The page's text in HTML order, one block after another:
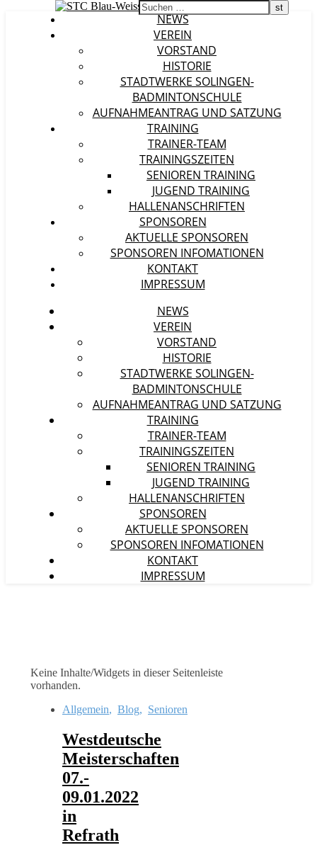
NEWS
VEREIN
VORSTAND
HISTORIE
STADTWERKE SOLINGEN-
BADMINTONSCHULE
AUFNAHMEANTRAG UND SATZUNG
TRAINING
TRAINER-TEAM
TRAININGSZEITEN
SENIOREN TRAINING
JUGEND TRAINING
HALLENANSCHRIFTEN
SPONSOREN
AKTUELLE SPONSOREN
SPONSOREN INFOMATIONEN
KONTAKT
IMPRESSUM
NEWS
VEREIN
VORSTAND
HISTORIE
STADTWERKE SOLINGEN-
BADMINTONSCHULE
AUFNAHMEANTRAG UND SATZUNG
TRAINING
TRAINER-TEAM
TRAININGSZEITEN
SENIOREN TRAINING
JUGEND TRAINING
HALLENANSCHRIFTEN
SPONSOREN
AKTUELLE SPONSOREN
SPONSOREN INFOMATIONEN
KONTAKT
IMPRESSUM
Keine Inhalte/Widgets in dieser Seitenleiste
vorhanden.
Allgemein, Blog, Senioren
Westdeutsche
Meisterschaften
07.-
09.01.2022
in
Refrath